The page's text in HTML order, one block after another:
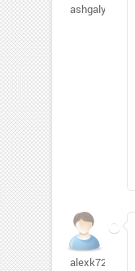
ashgaly
alexk7212